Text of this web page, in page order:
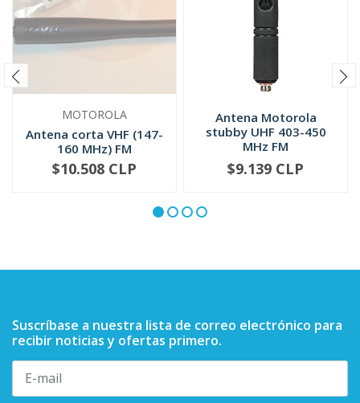
MOTOROLA
Antena corta VHF (147-
160 MHz) FM
PMAD4094
NOT AVAILABLE
$10.508 CLP
Antena Motorola
stubby UHF 403-450
MHz FM
+
$9.139 CLP
Suscríbase a nuestra lista de correo electrónico para
recibir noticias y ofertas primero.